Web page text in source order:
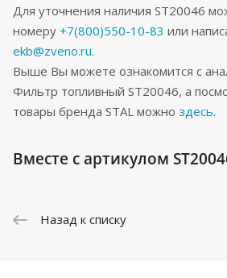
Для уточнения наличия ST20046
номеру +7(800)550-10-83 или
ekb@zveno.ru.
Выше Вы можете ознакомится с
Фильтр топливный ST20046, а
товары бренда STAL можно здесь.
Вместе с артикулом
Назад к списку